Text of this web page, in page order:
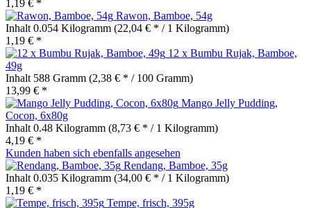
1,19 € *
Rawon, Bamboe, 54g
Inhalt 0.054 Kilogramm (22,04 € * / 1 Kilogramm)
1,19 € *
12 x Bumbu Rujak, Bamboe,
49g
Inhalt 588 Gramm (2,38 € * / 100 Gramm)
13,99 € *
Mango Jelly Pudding,
Cocon, 6x80g
Inhalt 0.48 Kilogramm (8,73 € * / 1 Kilogramm)
4,19 € *
Kunden haben sich ebenfalls angesehen
Rendang, Bamboe, 35g
Inhalt 0.035 Kilogramm (34,00 € * / 1 Kilogramm)
1,19 € *
Tempe, frisch, 395g